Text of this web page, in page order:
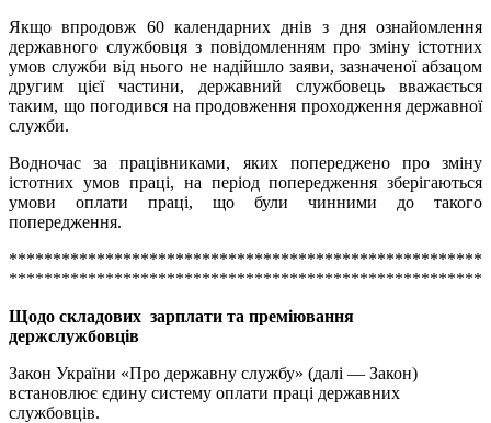
Якщо впродовж 60 календарних днів з дня ознайомлення
державного службовця з повідомленням про зміну істотних
умов служби від нього не надійшло заяви, зазначеної абзацом
другим цієї частини, державний службовець вважається
таким, що погодився на продовження проходження державної
служби.
Водночас за працівниками, яких попереджено про зміну
істотних умов праці, на період попередження зберігаються
умови оплати праці, що були чинними до такого
попередження.
******************************************************
******************************************************
Щодо складових зарплати та преміювання
держслужбовців
Закон України «Про державну службу» (далі — Закон)
встановлює єдину систему оплати праці державних
службовців.